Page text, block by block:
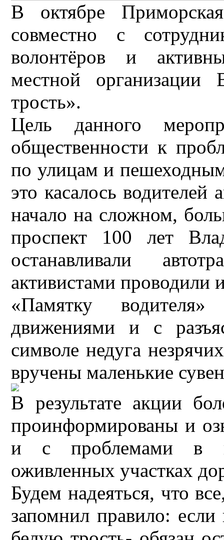
В октябре
совместно с
волонтёров и
местной
трость».
Цель данного
общественности к
по улицам и
это касалось водителей
начало на сложном,
проспект 100 лет
останавливали
активистами проводили
«Памятку
движениями и с
символе недуга
вручены маленькие
В результате акции
проинформированы и
и с проблемами в
оживленных участках
Будем надеяться, что
запомнил правило: